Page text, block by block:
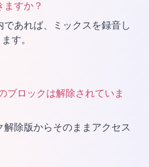
ますか？
であれば、ミックスを録音し
す。
ブロックは解除されていま
解除版からそのままアクセス